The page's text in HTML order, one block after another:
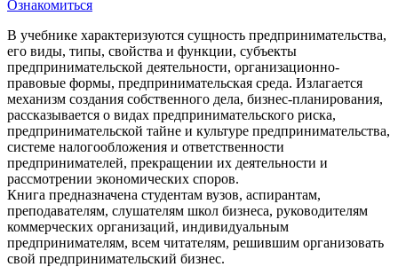
Ознакомиться
В учебнике характеризуются сущность предпринимательства,
его виды, типы, свойства и функции, субъекты
предпринимательской деятельности, организационно-
правовые формы, предпринимательская среда. Излагается
механизм создания собственного дела, бизнес-планирования,
рассказывается о видах предпринимательского риска,
предпринимательской тайне и культуре предпринимательства,
системе налогообложения и ответственности
предпринимателей, прекращении их деятельности и
рассмотрении экономических споров.
Книга предназначена студентам вузов, аспирантам,
преподавателям, слушателям школ бизнеса, руководителям
коммерческих организаций, индивидуальным
предпринимателям, всем читателям, решившим организовать
свой предпринимательский бизнес.